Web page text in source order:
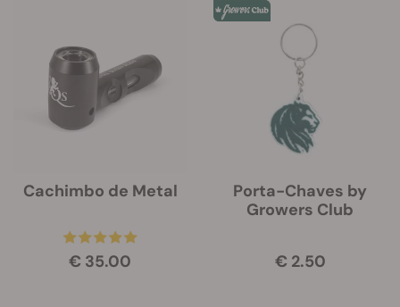
Cachimbo de Metal
€ 35.00
Porta-Chaves by
Growers Club
€ 2.50